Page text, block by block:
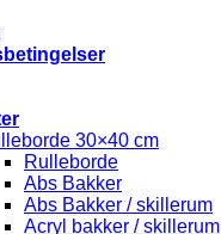
30×40 cm
Rulleborde
Abs Bakker
Abs Bakker / skillerum
Acryl bakker / skillerum